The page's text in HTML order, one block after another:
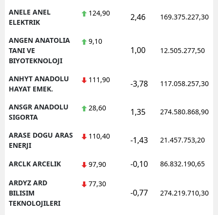
ANELE ANEL
ELEKTRIK
124,90 2,46 169.375.227,30
ANGEN ANATOLIA
TANI VE
BIYOTEKNOLOJI
9,10
1,00 12.505.277,50
ANHYT ANADOLU
HAYAT EMEK.
111,90 -3,78 117.058.257,30
ANSGR ANADOLU
SIGORTA
28,60 1,35 274.580.868,90
ARASE DOGU ARAS
ENERJI
110,40 -1,43 21.457.753,20
ARCLK ARCELIK 97,90 -0,10 86.832.190,65
ARDYZ ARD
BILISIM
TEKNOLOJILERI
77,30
-0,77 274.219.710,30